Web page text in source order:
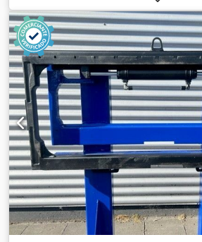
construcción:1,040 mm, Deslizador
Ad Isf Centro de gravedad de la carga:
ISO 2 = 1000 - 2500 kg Estado técnico:
Tipo: Deslizador lateral ISO/FEM con
raíles deslizantes. Clase de fijación
Capacidad en el centro de gravedad
2500. Centro de gravedad de la carga
Grosor de montaje (LL) (mm): 58.
deslizador lateral: 100+100 mm.
soporte de la horquilla (W6) (mm):
del chasis (W4) (mm): 1040. Centro
(HCG) (mm): 23. Peso del accesorio (G)
accesorio: 1.